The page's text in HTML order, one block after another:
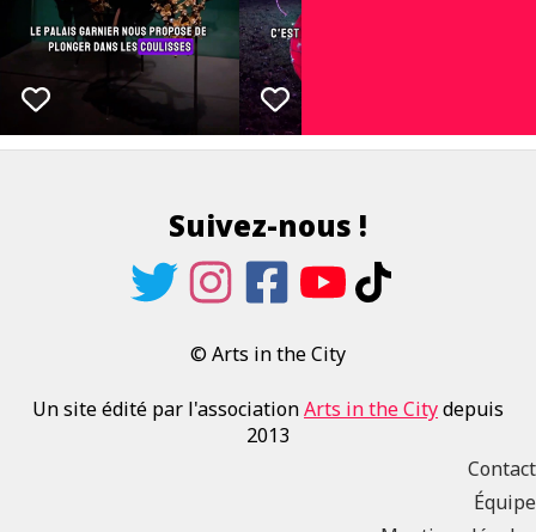
Suivez-nous !
© Arts in the City
Un site édité par l'associationArts in the Citydepuis
2013
Contact
Équipe